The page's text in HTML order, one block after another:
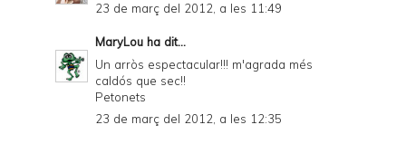
23 de març del 2012, a les 11:49
MaryLou ha dit...
Un arròs espectacular!!! m'agrada més
caldós que sec!!
Petonets
23 de març del 2012, a les 12:35